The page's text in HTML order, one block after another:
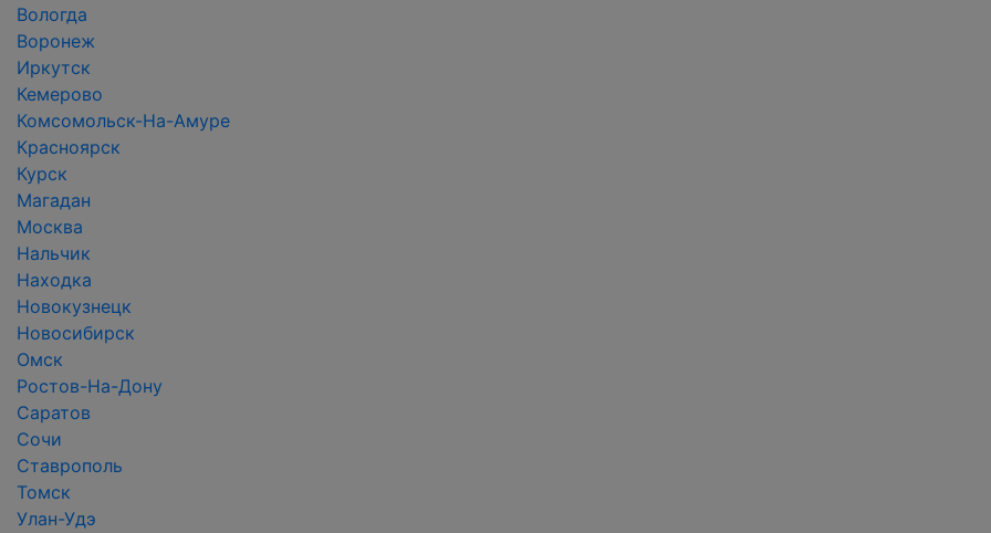
Вологда
Воронеж
Иркутск
Кемерово
Комсомольск-На-Амуре
Красноярск
Курск
Магадан
Москва
Нальчик
Находка
Новокузнецк
Новосибирск
Омск
Ростов-На-Дону
Саратов
Сочи
Ставрополь
Томск
Улан-Удэ